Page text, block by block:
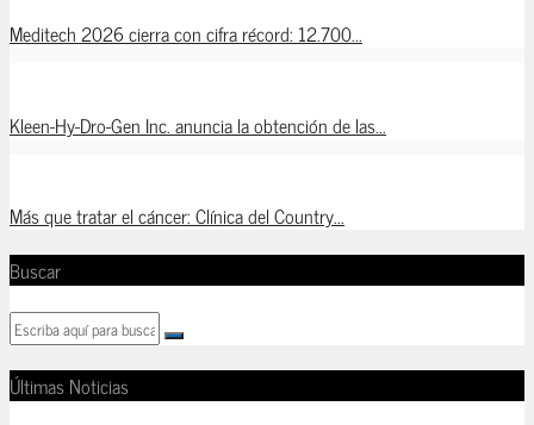
Meditech 2026 cierra con cifra récord: 12.700...
Kleen-Hy-Dro-Gen Inc. anuncia la obtención de las...
Más que tratar el cáncer: Clínica del Country...
Buscar
Últimas Noticias